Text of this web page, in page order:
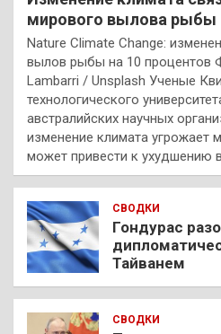
мирового вылова рыбы
Nature Climate Change:
вылов рыбы на 10 процентов
Lambarri / Unsplash Ученые
технологического
австралийских научных
изменение климата угрожает
может привести к ухудшению
СВОДКИ
Гондурас
Тайванем
СВОДКИ